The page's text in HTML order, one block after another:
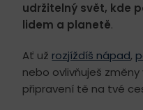
udržitelný svět, kde
lidem a planetě.
Ať už rozjíždíš nápad,
nebo ovlivňuješ
připravení tě na tvé